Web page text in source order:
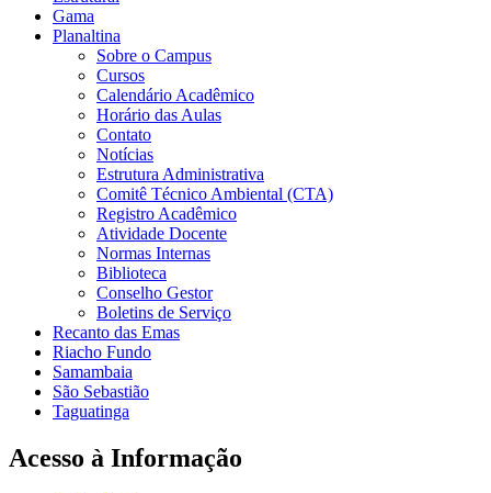
Gama
Planaltina
Sobre o Campus
Cursos
Calendário Acadêmico
Horário das Aulas
Contato
Notícias
Estrutura Administrativa
Comitê Técnico Ambiental (CTA)
Registro Acadêmico
Atividade Docente
Normas Internas
Biblioteca
Conselho Gestor
Boletins de Serviço
Recanto das Emas
Riacho Fundo
Samambaia
São Sebastião
Taguatinga
Acesso à Informação